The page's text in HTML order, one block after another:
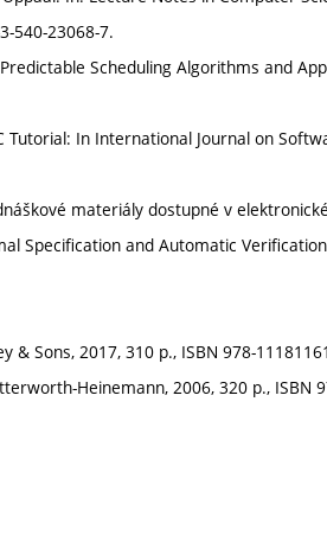
540-23068-7.
Scheduling Algorithms and
Tutorial: In International Journal on
materiály dostupné v
Specification and Automatic
& Sons, 2017, 310 p., ISBN 978-
Heinemann, 2006, 320 p., ISBN